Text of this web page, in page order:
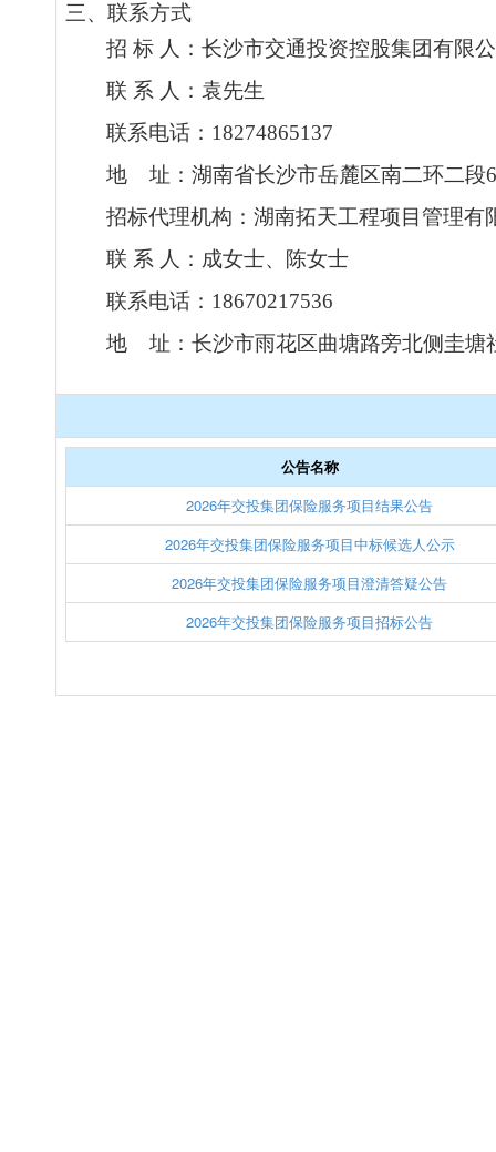
三、联系方式
招 标 人：长沙市交通投资控股集团有限
联 系 人：袁先生
联系电话： 18274865137
地
址：湖南省长沙市岳麓区南二环二段
招标代理机构：湖南拓天工程项目管理有
联 系 人：成女士、陈女士
联系电话： 18670217536
地
址：长沙市雨花区曲塘路旁北侧圭塘
公告名称
2026年交投集团保险服务项目结果公告
2026年交投集团保险服务项目中标候选人公示
2026年交投集团保险服务项目澄清答疑公告
2026年交投集团保险服务项目招标公告